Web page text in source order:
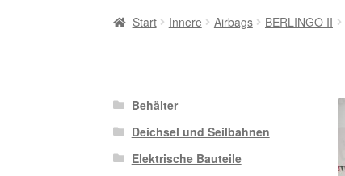
Start Innere Airbags BERLINGO II
Behälter
Deichsel und Seilbahnen
Elektrische Bauteile